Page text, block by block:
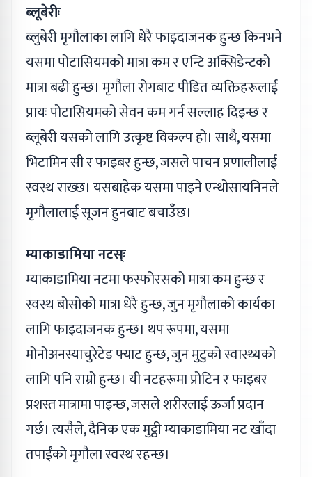
ब्लूबेरीः
ब्लुबेरी मृगौलाका लागि धेरै फाइदाजनक हुन्छ किनभने
यसमा पोटासियमको मात्रा कम र एन्टि अक्सिडेन्टको
मात्रा बढी हुन्छ। मृगौला रोगबाट पीडित व्यक्तिहरूलाई
प्रायः पोटासियमको सेवन कम गर्न सल्लाह दिइन्छ र
ब्लूबेरी यसको लागि उत्कृष्ट विकल्प हो। साथै, यसमा
भिटामिन सी र फाइबर हुन्छ, जसले पाचन प्रणालीलाई
स्वस्थ राख्छ। यसबाहेक यसमा पाइने एन्थोसायनिनले
मृगौलालाई सूजन हुनबाट बचाउँछ।
म्याकाडामिया नटस्ः
म्याकाडामिया नटमा फस्फोरसको मात्रा कम हुन्छ र
स्वस्थ बोसोको मात्रा धेरै हुन्छ, जुन मृगौलाको कार्यका
लागि फाइदाजनक हुन्छ। थप रूपमा, यसमा
मोनोअनस्याचुरेटेड फ्याट हुन्छ, जुन मुटुको स्वास्थ्यको
लागि पनि राम्रो हुन्छ। यी नटहरूमा प्रोटिन र फाइबर
प्रशस्त मात्रामा पाइन्छ, जसले शरीरलाई ऊर्जा प्रदान
गर्छ। त्यसैले, दैनिक एक मुट्ठी म्याकाडामिया नट खाँदा
तपाईंको मृगौला स्वस्थ रहन्छ।